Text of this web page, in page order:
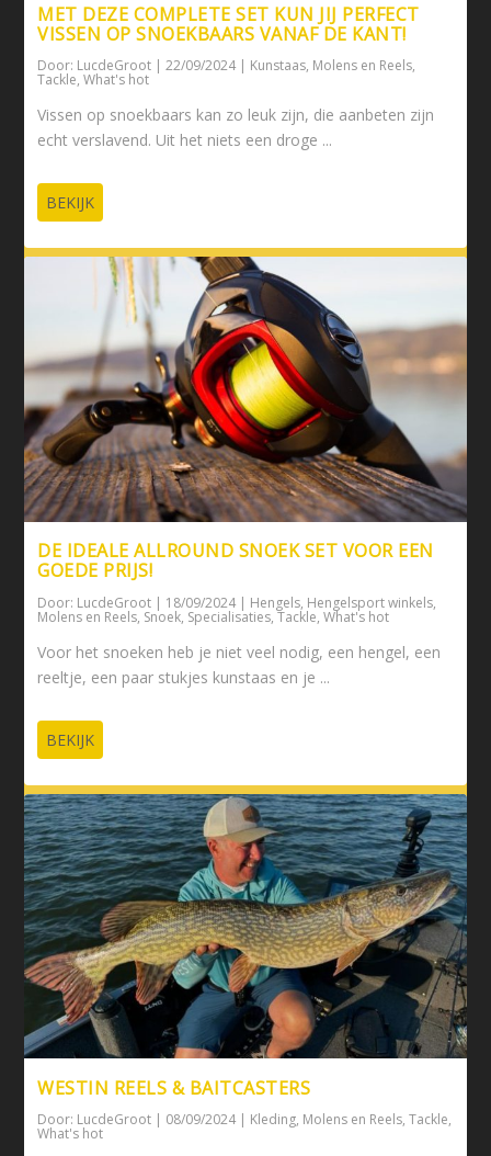
MET DEZE COMPLETE SET KUN JIJ PERFECT
VISSEN OP SNOEKBAARS VANAF DE KANT!
Door: LucdeGroot |22/09/2024 | Kunstaas, Molens en Reels,
Tackle,What's hot
Vissen op snoekbaars kan zo leuk zijn, die aanbeten zijn
echt verslavend. Uit het niets een droge ...
BEKIJK
DE IDEALE ALLROUND SNOEK SET VOOR EEN
GOEDE PRIJS!
Door: LucdeGroot | 18/09/2024 | Hengels, Hengelsport winkels,
Molens en Reels, Snoek, Specialisaties,Tackle,What's hot
Voor het snoeken heb je niet veel nodig, een hengel, een
reeltje, een paar stukjes kunstaas en je ...
BEKIJK
WESTIN REELS & BAITCASTERS
Door: LucdeGroot | 08/09/2024 | Kleding, Molens en Reels,Tackle,
What's hot